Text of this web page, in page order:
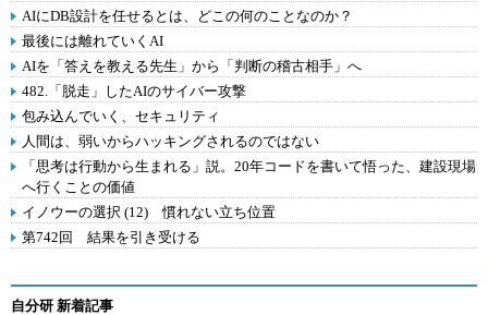
AIにDB設計を任せるとは、どこの何のことなのか？
最後には離れていくAI
AIを「答えを教える先生」から「判断の稽古相手」へ
482.「脱走」したAIのサイバー攻撃
包み込んでいく、セキュリティ
人間は、弱いからハッキングされるのではない
「思考は行動から生まれる」説。20年コードを書いて悟った、建設現場
へ行くことの価値
イノウーの選択 (12) 慣れない立ち位置
第742回 結果を引き受ける
自分研 新着記事